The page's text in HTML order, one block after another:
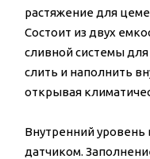
растяжение для
Состоит из двух
сливной системы
слить и наполнить
открывая
Внутренний
датчиком.